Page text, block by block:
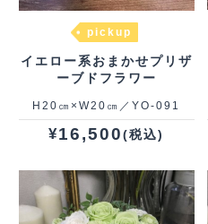
pickup
イエロー系おまかせプリザ
ーブドフラワー
H20㎝×W20㎝／YO‐091
¥16,500(税込)